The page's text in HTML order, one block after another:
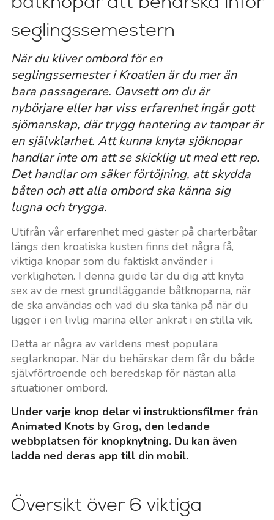
seglingssemestern
När du kliver ombord för en
seglingssemester i Kroatien är du mer än
bara passagerare. Oavsett om du är
nybörjare eller har viss erfarenhet ingår gott
sjömanskap, där trygg hantering av tampar är
en självklarhet. Att kunna knyta sjöknopar
handlar inte om att se skicklig ut med ett rep.
Det handlar om säker förtöjning, att skydda
båten och att alla ombord ska känna sig
lugna och trygga.
Utifrån vår erfarenhet med gäster på charterbåtar
längs den kroatiska kusten finns det några få,
viktiga knopar som du faktiskt använder i
verkligheten. I denna guide lär du dig att knyta
sex av de mest grundläggande båtknoparna, när
de ska användas och vad du ska tänka på när du
ligger i en livlig marina eller ankrat i en stilla vik.
Detta är några av världens mest populära
seglarknopar. När du behärskar dem får du både
självförtroende och beredskap för nästan alla
situationer ombord.
Under varje knop delar vi instruktionsfilmer från
Animated Knots by Grog, den ledande
webbplatsen för knopknytning. Du kan även
ladda ned deras app till din mobil.
Översikt över 6 viktiga